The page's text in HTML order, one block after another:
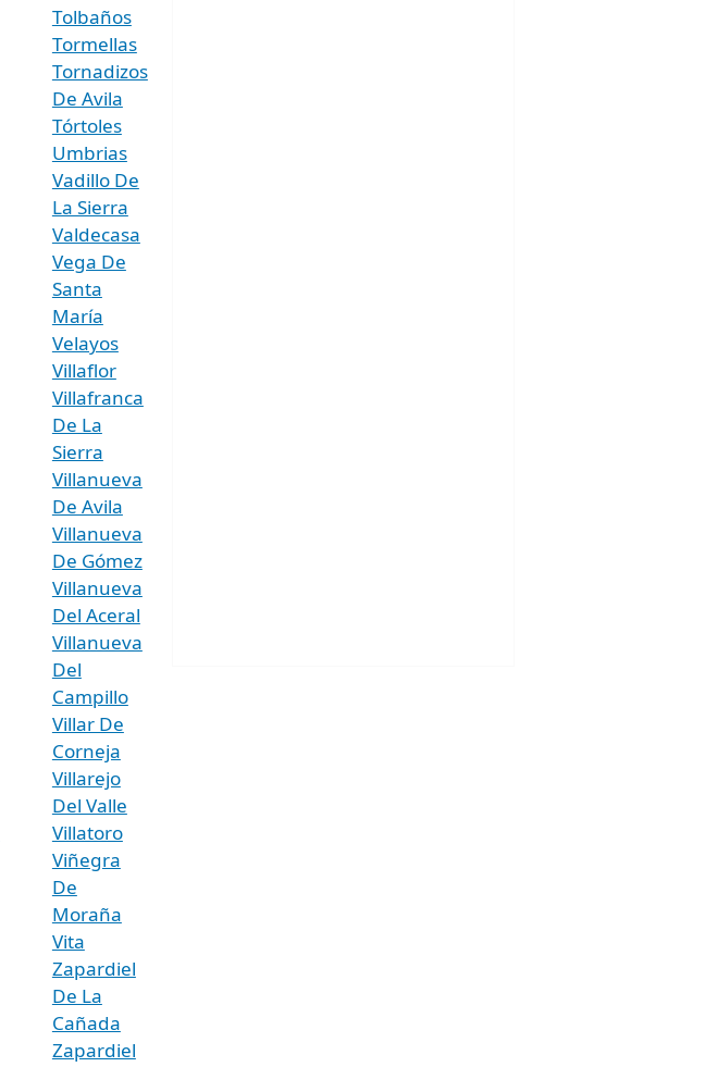
Tolbaños
Tormellas
Tornadizos
De Avila
Tórtoles
Umbrias
Vadillo De
La Sierra
Valdecasa
Vega De
Santa
María
Velayos
Villaflor
Villafranca
De La
Sierra
Villanueva
De Avila
Villanueva
De Gómez
Villanueva
Del Aceral
Villanueva
Del
Campillo
Villar De
Corneja
Villarejo
Del Valle
Villatoro
Viñegra
De
Moraña
Vita
Zapardiel
De La
Cañada
Zapardiel